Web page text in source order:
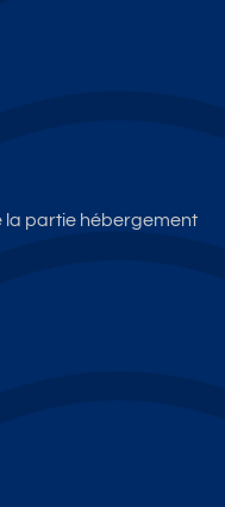
la partie hébergement